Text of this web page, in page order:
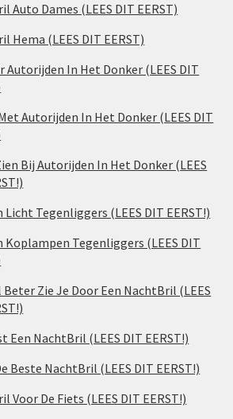
Auto Dames (LEES DIT EERST)
Hema (LEES DIT EERST)
Autorijden In Het Donker (LEES DIT
Autorijden In Het Donker (LEES DIT
Bij Autorijden In Het Donker (LEES
Licht Tegenliggers (LEES DIT EERST!)
Koplampen Tegenliggers (LEES DIT
Beter Zie Je Door Een NachtBril (LEES
Een NachtBril (LEES DIT EERST!)
Beste NachtBril (LEES DIT EERST!)
Voor De Fiets (LEES DIT EERST!)